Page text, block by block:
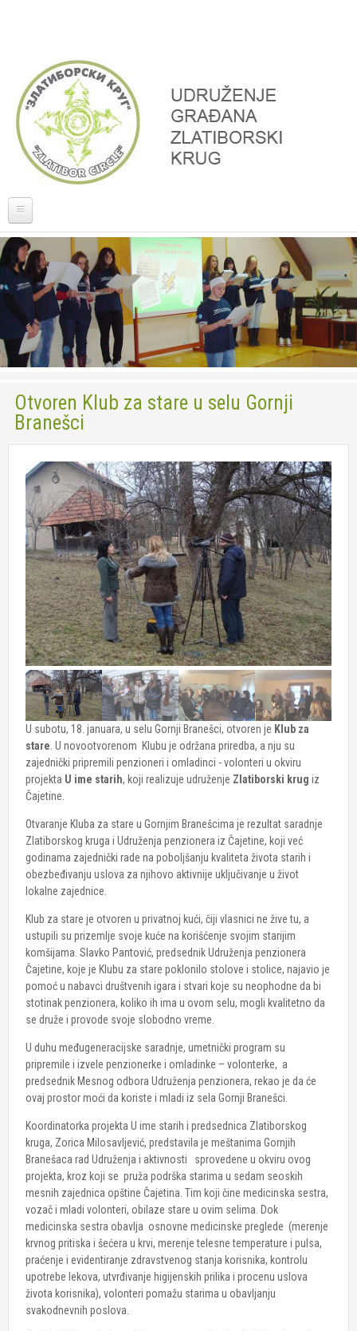
Naslovna
O nama
Projekti
Donatori, partneri
Usluga Pomoć u kući za stare
Usluga Dnevni boravak
Volonteri
Foto
Kontakt
Otvoren Klub za stare u selu Gornji
Branešci
U subotu, 18. januara, u selu Gornji Branešci, otvoren je Klub za
stare . U novootvorenom Klubu je održana priredba, a nju su
zajednički pripremili penzioneri i omladinci - volonteri u okviru
projekta U ime starih, koji realizuje udruženje Zlatiborski krug iz
Čajetine.
Otvaranje Kluba za stare u Gornjim Branešcima je rezultat saradnje
Zlatiborskog kruga i Udruženja penzionera iz Čajetine, koji već
godinama zajednički rade na poboljšanju kvaliteta života starih i
obezbeđivanju uslova za njihovo aktivnije uključivanje u život
lokalne zajednice.
Klub za stare je otvoren u privatnoj kući, čiji vlasnici ne žive tu, a
ustupili su prizemlje svoje kuće na korišćenje svojim starijim
komšijama. Slavko Pantović, predsednik Udruženja penzionera
Čajetine, koje je Klubu za stare poklonilo stolove i stolice, najavio je
pomoć u nabavci društvenih igara i stvari koje su neophodne da bi
stotinak penzionera, koliko ih ima u ovom selu, mogli kvalitetno da
se druže i provode svoje slobodno vreme.
U duhu međugeneracijske saradnje, umetnički program su
pripremile i izvele penzionerke i omladinke – volonterke, a
predsednik Mesnog odbora Udruženja penzionera, rekao je da će
ovaj prostor moći da koriste i mladi iz sela Gornji Branešci.
Koordinatorka projekta U ime starih i predsednica Zlatiborskog
kruga, Zorica Milosavljević, predstavila je meštanima Gornjih
Branešaca rad Udruženja i aktivnosti sprovedene u okviru ovog
projekta, kroz koji se pruža podrška starima u sedam seoskih
mesnih zajednica opštine Čajetina. Tim koji čine medicinska sestra,
vozač i mladi volonteri, obilaze stare u ovim selima. Dok
medicinska sestra obavlja osnovne medicinske preglede (merenje
krvnog pritiska i šećera u krvi, merenje telesne temperature i pulsa,
praćenje i evidentiranje zdravstvenog stanja korisnika, kontrolu
upotrebe lekova, utvrđivanje higijenskih prilika i procenu uslova
života korisnika), volonteri pomažu starima u obavljanju
svakodnevnih poslova.